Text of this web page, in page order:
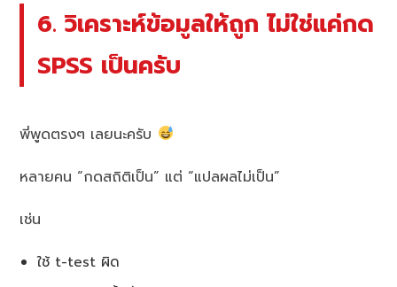
6. วิเคราะห์ข้อมูลให้ถูก ไม่ใช่แค่กด
SPSS เป็นครับ
พี่พูดตรงๆ เลยนะครับ
หลายคน “กดสถิติเป็น” แต่ “แปลผลไม่เป็น”
เช่น
ใช้ t-test ผิด